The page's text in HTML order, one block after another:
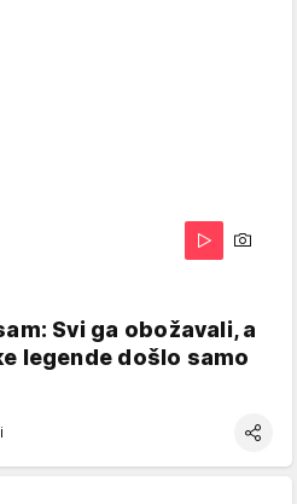
Svi ga obožavali, a
legende došlo samo